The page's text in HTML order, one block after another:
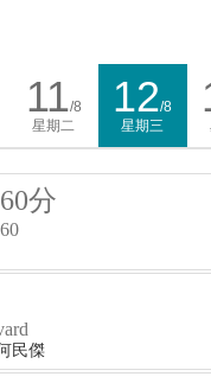
11/8
星期二
12/8
星期三
分
民傑